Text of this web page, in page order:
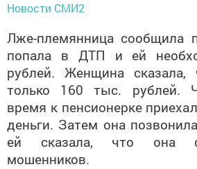
Новости СМИ2
Лже-племянница сообщила
попала в ДТП и ей
рублей. Женщина
только 160 тыс. рублей.
время к пенсионерке
деньги. Затем она
ей сказала, что она
мошенников.